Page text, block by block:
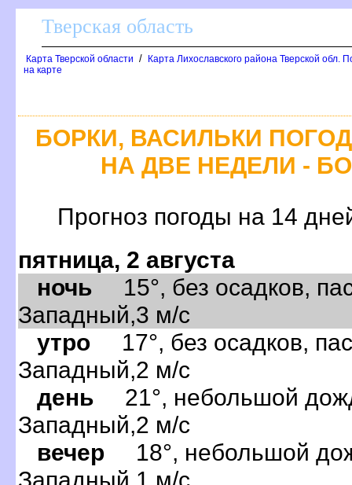
Тверская область
Карта Тверской области /
Карта Лихославского района Тверской обл.
на карте
БОРКИ, ВАСИЛЬКИ
НА ДВЕ НЕДЕЛИ -
Прогноз погоды на 14
пятница, 2 августа
ночь 15°, без осадков,
Западный,3 м/с
утро 17°, без осадков,
Западный,2 м/с
день 21°, небольшой
Западный,2 м/с
вечер 18°, небольшой
Западный,1 м/с